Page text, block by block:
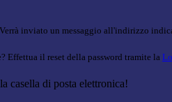
Verrà inviato un messaggio all'indirizzo
Effettua il reset della password tramite la
casella di posta elettronica!